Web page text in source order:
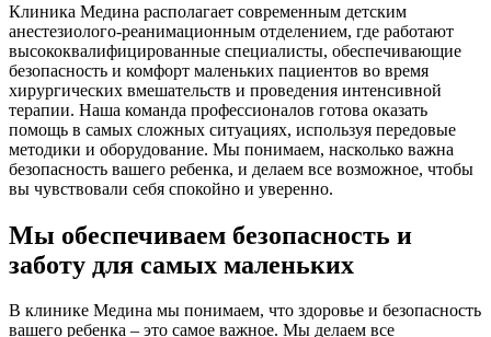
Клиника Медина располагает современным детским
анестезиолого-реанимационным отделением, где работают
высококвалифицированные специалисты, обеспечивающие
безопасность и комфорт маленьких пациентов во время
хирургических вмешательств и проведения интенсивной
терапии. Наша команда профессионалов готова оказать
помощь в самых сложных ситуациях, используя передовые
методики и оборудование. Мы понимаем, насколько важна
безопасность вашего ребенка, и делаем все возможное, чтобы
вы чувствовали себя спокойно и уверенно.
Мы обеспечиваем безопасность и
заботу для самых маленьких
В клинике Медина мы понимаем, что здоровье и безопасность
вашего ребенка – это самое важное. Мы делаем все